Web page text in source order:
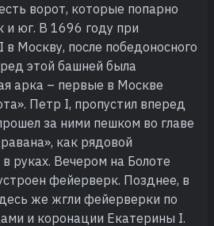
ворот, которые попарно
и юг. В 1696 году при
Москву, после победоносного
этой башней была
арка – первые в Москве
Петр I, пропустил вперед
за ними пешком во главе
как рядовой
руках. Вечером на Болоте
фейерверк. Позднее, в
же жгли фейерверки по
и коронации Екатерины I.